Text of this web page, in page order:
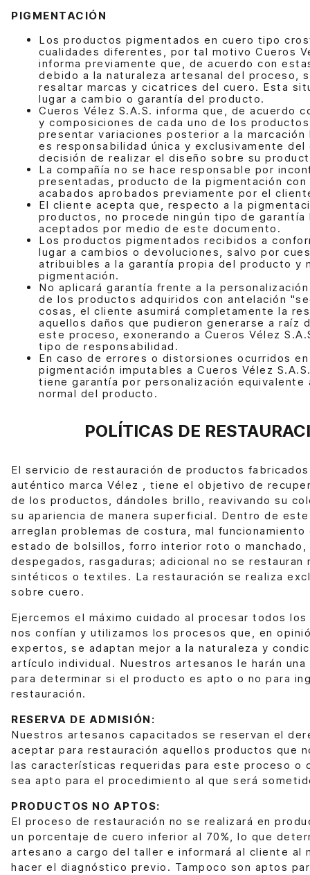
PIGMENTACIÓN
Los productos pigmentados en cuero tipo
cualidades diferentes, por tal motivo Cueros
informa previamente que, de acuerdo con
debido a la naturaleza artesanal del proceso,
resaltar marcas y cicatrices del cuero. Esta
lugar a cambio o garantía del producto.
Cueros Vélez S.A.S. informa que, de acuerdo
y composiciones de cada uno de los
presentar variaciones posterior a la marcación
es responsabilidad única y exclusivamente
decisión de realizar el diseño sobre su
La compañía no se hace responsable por
presentadas, producto de la pigmentación
acabados aprobados previamente por el
El cliente acepta que, respecto a la
productos, no procede ningún tipo de garantía
aceptados por medio de este documento.
Los productos pigmentados recibidos a
lugar a cambios o devoluciones, salvo por
atribuibles a la garantía propia del producto y
pigmentación.
No aplicará garantía frente a la
de los productos adquiridos con antelación
cosas, el cliente asumirá completamente la
aquellos daños que pudieron generarse a raíz
este proceso, exonerando a Cueros Vélez
tipo de responsabilidad.
En caso de errores o distorsiones ocurridos
pigmentación imputables a Cueros Vélez
tiene garantía por personalización equivalente
normal del producto.
POLÍTICAS DE
El servicio de restauración de productos
auténtico marca Vélez , tiene el objetivo de
de los productos, dándoles brillo, reavivando su
su apariencia de manera superficial. Dentro de
arreglan problemas de costura, mal
estado de bolsillos, forro interior roto o manchado,
despegados, rasgaduras; adicional no se restauran
sintéticos o textiles. La restauración se realiza
sobre cuero.
Ejercemos el máximo cuidado al procesar todos
nos confían y utilizamos los procesos que, en
expertos, se adaptan mejor a la naturaleza y
artículo individual. Nuestros artesanos le harán una
para determinar si el producto es apto o no para
restauración.
RESERVA DE ADMISIÓN:
Nuestros artesanos capacitados se reservan el
aceptar para restauración aquellos productos que
las características requeridas para este proceso o
sea apto para el procedimiento al que será
PRODUCTOS NO APTOS:
El proceso de restauración no se realizará en
un porcentaje de cuero inferior al 70%, lo que
artesano a cargo del taller e informará al cliente al
hacer el diagnóstico previo. Tampoco son aptos